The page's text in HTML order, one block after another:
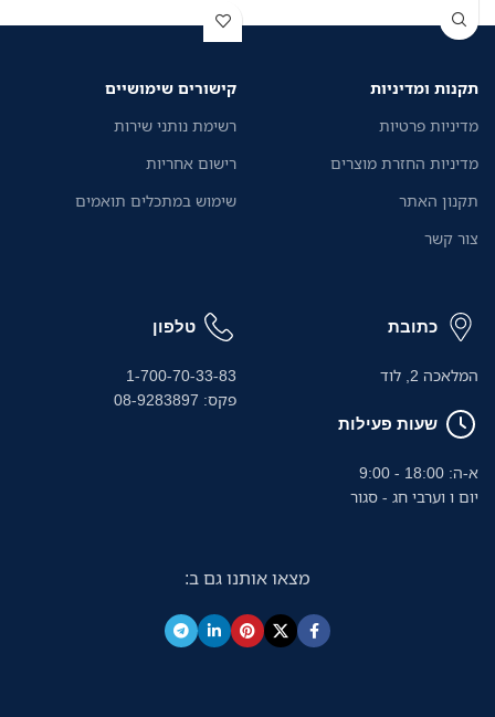
שוטפות. עם הדפסה דו-צדדית
מהירה לעבודה יעילה יותר.
תקלות בהזנת הנייר, יחידת תוף
ההדפסה שלכם למינימום.
תקנות ומדיניות
מדיניות פרטיות
מדיניות החזרת מוצרים
תקנון האתר
צור קשר
קישורים שימושיים
רשימת נותני שירות
רישום אחריות
שימוש במתכלים תואמים
כתובת
המלאכה 2, לוד
שעות פעילות
א-ה: 18:00 - 9:00
יום ו וערבי חג - סגור
טלפון
1-700-70-33-83
פקס: 08-9283897
מצאו אותנו גם ב: